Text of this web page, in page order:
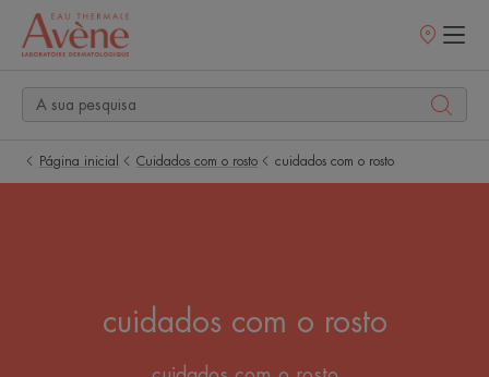
Pontos
Página inicial Cuidados com o rosto cuidados com o rosto
cuidados com o rosto